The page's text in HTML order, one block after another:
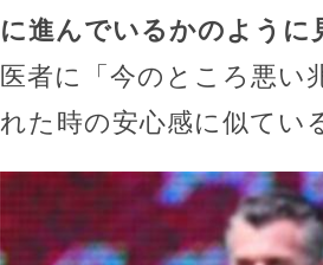
に進んでいるかのように
医者に「今のところ悪い
れた時の安心感に似てい